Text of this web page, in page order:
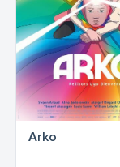
Arko